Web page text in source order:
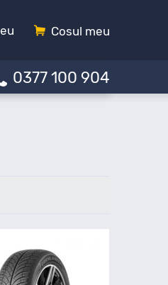
Cosul meu
0377 100 904